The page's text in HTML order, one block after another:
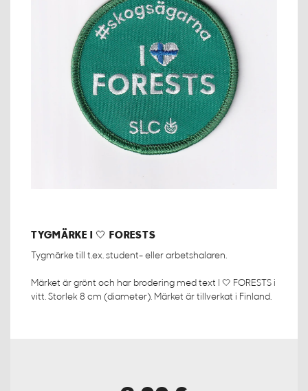
TYGMÄRKE I 🤍 FORESTS
Tygmärke till t.ex. student- eller arbetshalaren.
Märket är grönt och har brodering med text I 🤍 FORESTS i
vitt. Storlek 8 cm (diameter). Märket är tillverkat i Finland.